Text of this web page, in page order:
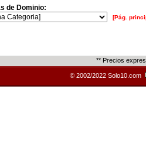
de Dominio:
[Pág.
** Precios
© 2002/2022 Solo10.com